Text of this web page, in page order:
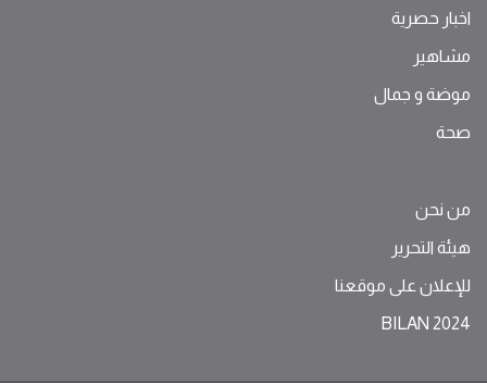
اخبار حصرية
مشاهير
موضة ‫و‬ ‫‬‫جمال‬
صحة
من نحن
هيئة التحرير
للإعلان على موقعنا
BILAN 2024